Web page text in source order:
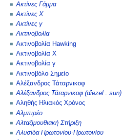
Ακτίνες Γάμμα
Ακτίνες Χ
Ακτίνες γ
Ακτινοβολία
Ακτινοβολία Hawking
Ακτινοβολία Χ
Ακτινοβολία γ
Ακτινοβόλο Σημείο
Αλέξανδρος Τάταρνικοφ
Αλέξανδρος Τάταρνικοφ (diezel . sun)
Αληθής Ηλιακός Χρόνος
Αλμπιρέο
Αλταζιμουθιακή Στήριξη
Αλυσίδα Πρωτονίου-Πρωτονίου